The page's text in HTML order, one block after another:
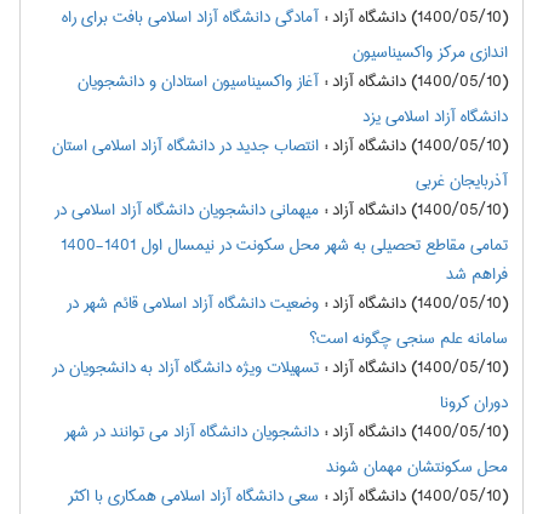
(1400/05/10) دانشگاه آزاد
:آمادگی دانشگاه آزاد اسلامی بافت برای راه
اندازی مرکز واکسیناسیون
(1400/05/10) دانشگاه آزاد
:آغاز واکسیناسیون استادان و دانشجویان
دانشگاه آزاد اسلامی یزد
(1400/05/10) دانشگاه آزاد
:انتصاب جدید در دانشگاه آزاد اسلامی استان
آذربایجان غربی
(1400/05/10) دانشگاه آزاد
:میهمانی دانشجویان دانشگاه آزاد اسلامی در
تمامی مقاطع تحصیلی به شهر محل سکونت در نیمسال اول 1401-1400
فراهم شد
(1400/05/10) دانشگاه آزاد
:وضعیت دانشگاه آزاد اسلامی قائم شهر در
سامانه علم سنجی چگونه است؟
(1400/05/10) دانشگاه آزاد
:تسهیلات ویژه دانشگاه آزاد به دانشجویان در
دوران کرونا
(1400/05/10) دانشگاه آزاد
:دانشجویان دانشگاه آزاد می توانند در شهر
محل سکونتشان مهمان شوند
(1400/05/10) دانشگاه آزاد
: سعی دانشگاه آزاد اسلامی همکاری با اکثر